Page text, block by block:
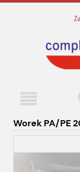
Worek PA/PE